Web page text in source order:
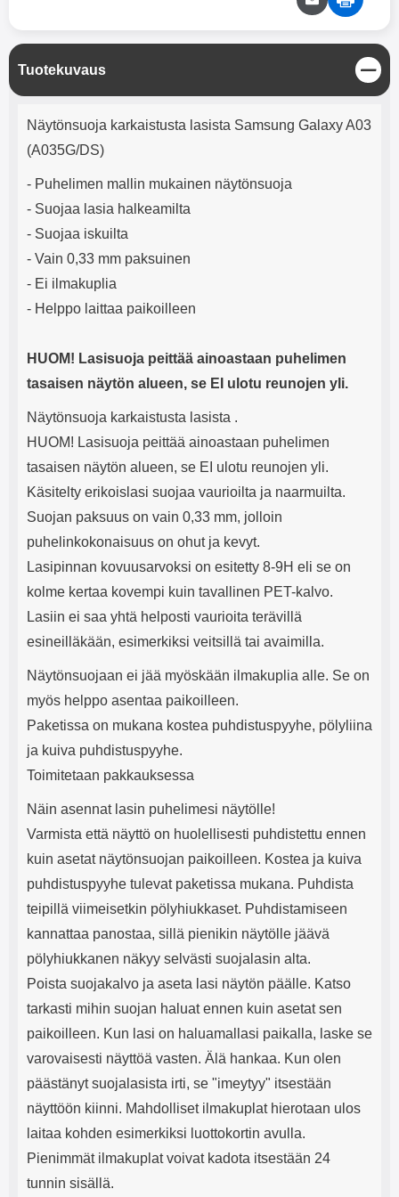
Input: AC100-240V 50/60Hz 0.8A
(15W) 9V/2.0A (18W) 12V/1.5
(18W) Type-C: 5V/3A (PD15W)
20.W Max Johdon pituus: 1 metri
Tuotekuvaus
S
u
l
j
e
Tuotekuvaus
Näytönsuoja karkaistusta lasista Samsung Galaxy A03
(A035G/DS)
- Puhelimen mallin mukainen näytönsuoja
- Suojaa lasia halkeamilta
- Suojaa iskuilta
- Vain 0,33 mm paksuinen
- Ei ilmakuplia
- Helppo laittaa paikoilleen
HUOM! Lasisuoja peittää ainoastaan puhelimen
tasaisen näytön alueen, se EI ulotu reunojen yli.
Näytönsuoja karkaistusta lasista .
HUOM! Lasisuoja peittää ainoastaan puhelimen
tasaisen näytön alueen, se EI ulotu reunojen yli.
Käsitelty erikoislasi suojaa vaurioilta ja naarmuilta.
Suojan paksuus on vain 0,33 mm, jolloin
puhelinkokonaisuus on ohut ja kevyt.
Lasipinnan kovuusarvoksi on esitetty 8-9H eli se on
kolme kertaa kovempi kuin tavallinen PET-kalvo.
Lasiin ei saa yhtä helposti vaurioita terävillä
esineilläkään, esimerkiksi veitsillä tai avaimilla.
Näytönsuojaan ei jää myöskään ilmakuplia alle. Se on
myös helppo asentaa paikoilleen.
Paketissa on mukana kostea puhdistuspyyhe, pölyliina
ja kuiva puhdistuspyyhe.
Toimitetaan pakkauksessa
Näin asennat lasin puhelimesi näytölle!
Varmista että näyttö on huolellisesti puhdistettu ennen
kuin asetat näytönsuojan paikoilleen. Kostea ja kuiva
puhdistuspyyhe tulevat paketissa mukana. Puhdista
teipillä viimeisetkin pölyhiukkaset. Puhdistamiseen
kannattaa panostaa, sillä pienikin näytölle jäävä
pölyhiukkanen näkyy selvästi suojalasin alta.
Poista suojakalvo ja aseta lasi näytön päälle. Katso
tarkasti mihin suojan haluat ennen kuin asetat sen
paikoilleen. Kun lasi on haluamallasi paikalla, laske se
varovaisesti näyttöä vasten. Älä hankaa. Kun olen
päästänyt suojalasista irti, se "imeytyy" itsestään
näyttöön kiinni. Mahdolliset ilmakuplat hierotaan ulos
laitaa kohden esimerkiksi luottokortin avulla.
Pienimmät ilmakuplat voivat kadota itsestään 24
tunnin sisällä.